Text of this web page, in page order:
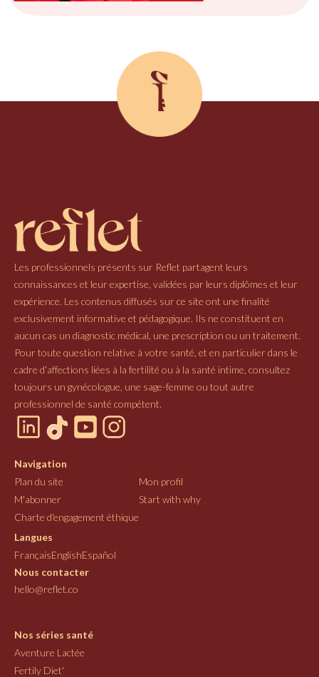
Les professionnels présents sur Reflet partagent leurs
connaissances et leur expertise, validées par leurs diplômes et leur
expérience. Les contenus diffusés sur ce site ont une finalité
exclusivement informative et pédagogique. Ils ne constituent en
aucun cas un diagnostic médical, une prescription ou un traitement.
Pour toute question relative à votre santé, et en particulier dans le
cadre d’affections liées à la fertilité ou à la santé intime, consultez
toujours un gynécologue, une sage-femme ou tout autre
professionnel de santé compétent.
Navigation
Plan du site
Mon profil
M'abonner
Start with why
Charte d'engagement éthique
Langues
FrançaisEnglishEspañol
Nous contacter
hello@reflet.co
Nos séries santé
Aventure Lactée
Fertily Diet'